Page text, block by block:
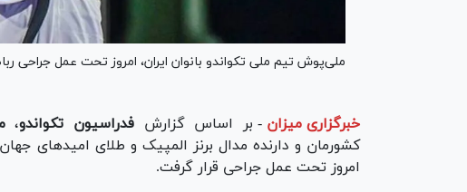
ملی‌پوش تیم ملی تکواندو بانوان ایران، امروز تحت عمل جراحی
خبرگزاری میزان - بر اساس گزارش فدراسیون تکواندو،
کشورمان و دارنده مدال برنز المپیک و طلای امید‌های
امروز تحت عمل جراحی قرار گرفت.